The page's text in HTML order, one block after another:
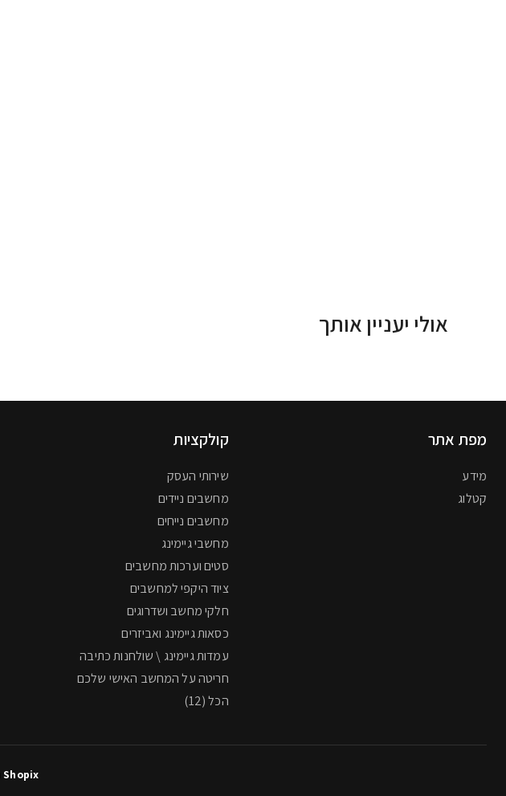
אולי יעניין אותך
מפת אתר
מידע
קטלוג
קולקציות
שירותי העסק
מחשבים ניידים
מחשבים נייחים
מחשבי גיימינג
סטים וערכות מחשבים
ציוד היקפי למחשבים
חלקי מחשב ושדרוגים
כסאות גיימינג ואביזרים
עמדות גיימינג \ שולחנות כתיבה
חריטה על המחשב האישי שלכם
הכל (12)
Shopix